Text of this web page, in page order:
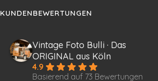
KUNDENBEWERTUNGEN
Vintage Foto Bulli · Das
ORIGINAL aus Köln
4.9
Basierend auf 73 Bewertungen